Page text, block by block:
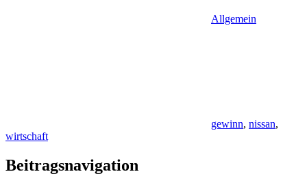
Allgemein
gewinn, nissan,
wirtschaft
Beitragsnavigation